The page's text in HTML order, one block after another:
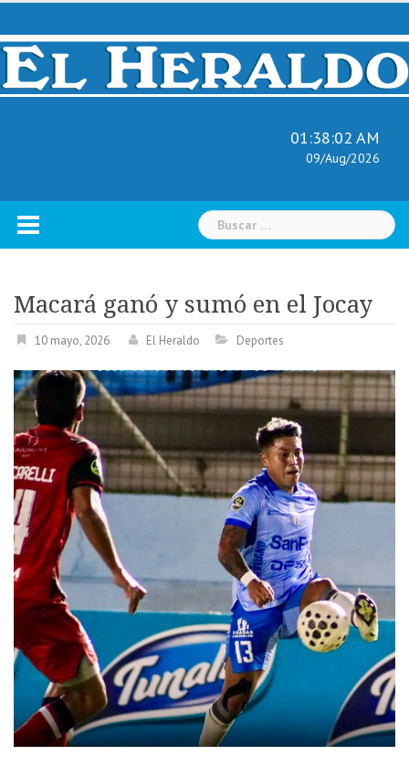
Skip
content
01:38:03 AM
09/Aug/2026
Buscar:
Macará ganó y sumó en el Jocay
10 mayo, 2026 El Heraldo Deportes